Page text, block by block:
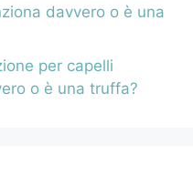
davvero o è una
per capelli
o è una truffa?